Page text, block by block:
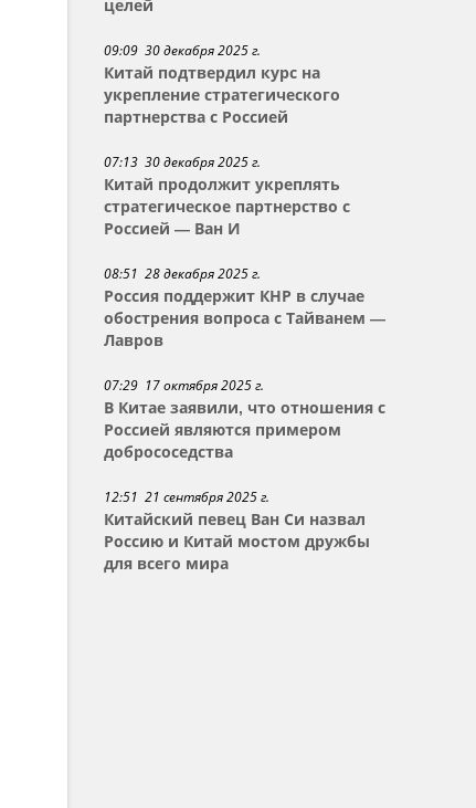
целей
09:09 30 декабря 2025 г.
Китай подтвердил курс на
укрепление стратегического
партнерства с Россией
07:13 30 декабря 2025 г.
Китай продолжит укреплять
стратегическое партнерство с
Россией — Ван И
08:51 28 декабря 2025 г.
Россия поддержит КНР в случае
обострения вопроса с Тайванем —
Лавров
07:29 17 октября 2025 г.
В Китае заявили, что отношения с
Россией являются примером
добрососедства
12:51 21 сентября 2025 г.
Китайский певец Ван Си назвал
Россию и Китай мостом дружбы
для всего мира